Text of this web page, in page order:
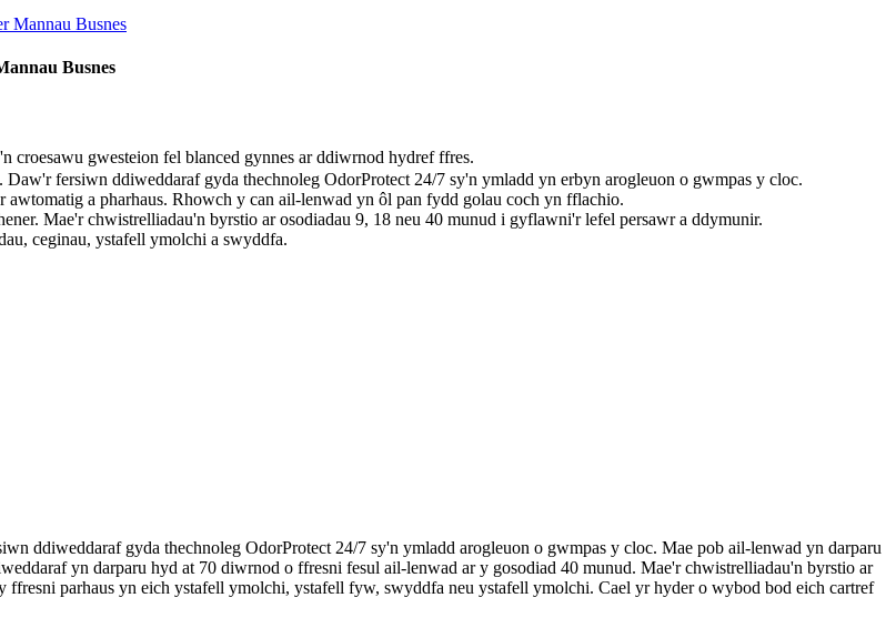
Busnes
gwesteion fel blanced gynnes ar ddiwrnod hydref ffres.
fersiwn ddiweddaraf gyda thechnoleg OdorProtect 24/7 sy'n ymladd yn erbyn arogleuon o gwmpas y cloc.
a pharhaus. Rhowch y can ail-lenwad yn ôl pan fydd golau coch yn fflachio.
Mae'r chwistrelliadau'n byrstio ar osodiadau 9, 18 neu 40 munud i gyflawni'r lefel persawr a ddymunir.
ceginau, ystafell ymolchi a swyddfa.
ddiweddaraf gyda thechnoleg OdorProtect 24/7 sy'n ymladd arogleuon o gwmpas y cloc. Mae pob ail-lenwad yn darparu
yn darparu hyd at 70 diwrnod o ffresni fesul ail-lenwad ar y gosodiad 40 munud. Mae'r chwistrelliadau'n byrstio ar
parhaus yn eich ystafell ymolchi, ystafell fyw, swyddfa neu ystafell ymolchi. Cael yr hyder o wybod bod eich cartref